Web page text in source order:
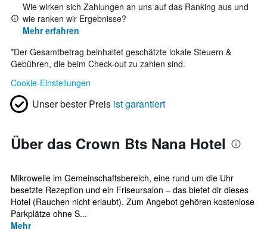
Wie wirken sich Zahlungen an uns auf das Ranking aus und
wie ranken wir Ergebnisse?
Mehr erfahren
*Der Gesamtbetrag beinhaltet geschätzte lokale Steuern &
Gebühren, die beim Check-out zu zahlen sind.
Cookie-Einstellungen
Unser bester Preis ist garantiert
Über das Crown Bts Nana Hotel
Mikrowelle im Gemeinschaftsbereich, eine rund um die Uhr
besetzte Rezeption und ein Friseursalon – das bietet dir dieses
Hotel (Rauchen nicht erlaubt). Zum Angebot gehören kostenlose
Parkplätze ohne S...
Mehr